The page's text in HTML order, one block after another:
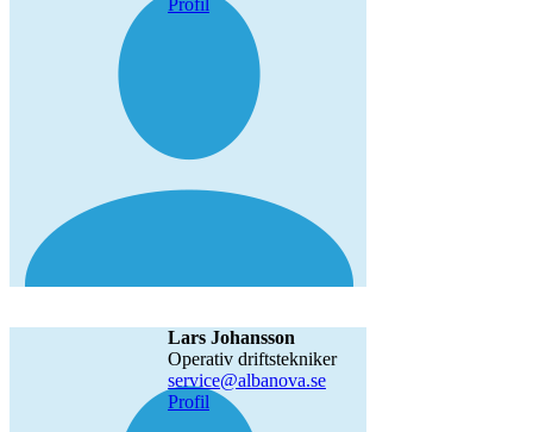
Lars Johansson
operativ driftstekniker
service@albanova.se
Profil